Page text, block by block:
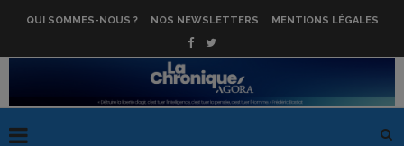
QUI SOMMES-NOUS ? NOS NEWSLETTERS MENTIONS LÉGALES